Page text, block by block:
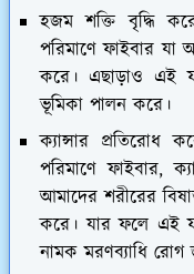
হজম শক্তি বৃদ্ধি
পরিমাণে ফাইবার যা
করে। এছাড়াও এই
ভূমিকা পালন করে।
ক্যান্সার প্রতিরোধ
পরিমাণে ফাইবার,
আমাদের শরীরের
করে। যার ফলে এই
নামক মরণব্যাধি রোগ